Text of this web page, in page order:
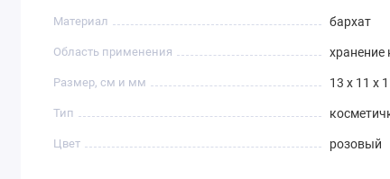
Материал бархат
Область применения хранение
Размер, см и мм 13 x 11 x
Тип
Цвет розовый